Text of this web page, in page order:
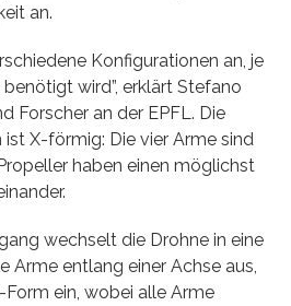
an.
Konfigurationen an, je
wird”, erklärt Stefano
Forscher an der EPFL. Die
X-förmig: Die vier Arme sind
haben einen möglichst
wechselt die Drohne in eine
Arme entlang einer Achse aus,
ein, wobei alle Arme